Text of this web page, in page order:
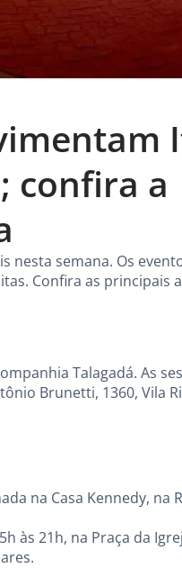
confira a
nesta semana. Os
Confira as principais
Talagadá. As
Brunetti, 1360, Vila
na Casa Kennedy, na
às 21h, na Praça da